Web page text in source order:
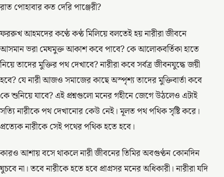
রাত পোহাবার কত দেরি পাঞ্জেরী?
ফররুখ আহমদের কণ্ঠে কণ্ঠ মিলিয়ে বলতেই হয় নারীরা জীবনে
আসমান ভরা মেঘমুক্ত আকাশ কবে পাবে? কে আলোকবর্তিকা হাতে
নিয়ে তাদের মুক্তির পথ দেখাবে? নারীরা কবে সর্বত্র জীবনযুদ্ধে জয়ী
হবে? যে নারী আজও সমাজের কাছে অস্পৃশ্য তাদের মুক্তিবার্তা কবে
কে শুনিয়ে যাবে? এই প্রশ্নগুলো মনের গহীনে জেগে উঠলেও এটাই
সত্যি নারীকে পথ দেখানোর কেউ নেই। মূলত পথ পথিক সৃষ্টি করে।
প্রত্যেক নারীকে সেই পথের পথিক হতে হবে।
কারও আশায় বসে থাকলে নারী জীবনের তিমির অবগুণ্ঠন কোনদিন
ঘুচবে না। তবে নারীকে হতে হবে প্রাগ্রসর মনের অধিকারী। নারীরা যদি